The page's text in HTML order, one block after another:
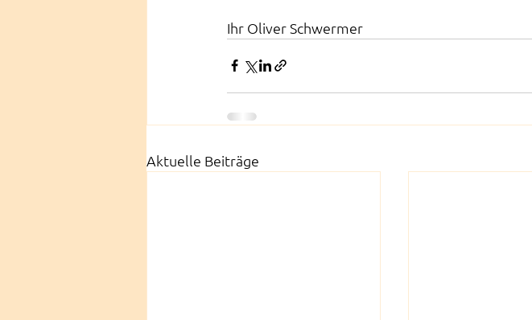
Ihr Oliver Schwermer
Aktuelle Beiträge